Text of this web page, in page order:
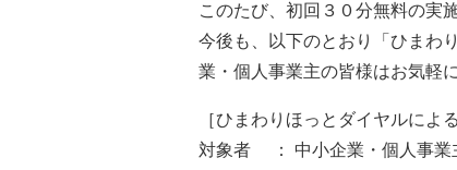
このたび、初回３０分無料の実
今後も、以下のとおり「ひまわ
業・個人事業主の皆様はお気軽
［ひまわりほっとダイヤルによ
対象者 ： 中小企業・個人事業